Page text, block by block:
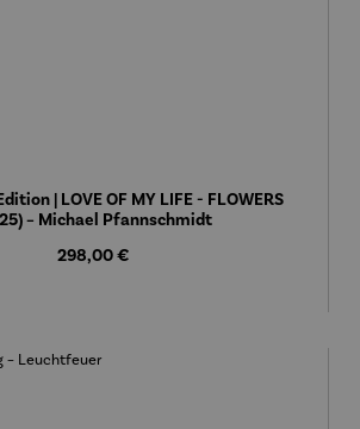
| LOVE OF MY LIFE - FLOWERS
– Michael Pfannschmidt
Regulärer Preis:
298,00 €